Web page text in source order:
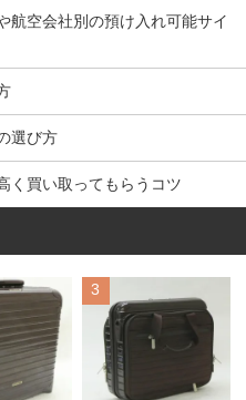
航空会社別の預け入れ可能サイ
選び方
く買い取ってもらうコツ
3